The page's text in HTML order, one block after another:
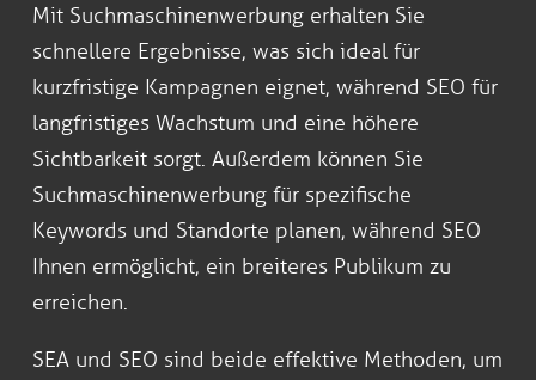
Mit Suchmaschinenwerbung erhalten Sie
schnellere Ergebnisse, was sich ideal für
kurzfristige Kampagnen eignet, während SEO für
langfristiges Wachstum und eine höhere
Sichtbarkeit sorgt. Außerdem können Sie
Suchmaschinenwerbung für spezifische
Keywords und Standorte planen, während SEO
Ihnen ermöglicht, ein breiteres Publikum zu
erreichen.
SEA und SEO sind beide effektive Methoden, um